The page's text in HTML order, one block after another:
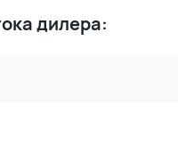
дилера: